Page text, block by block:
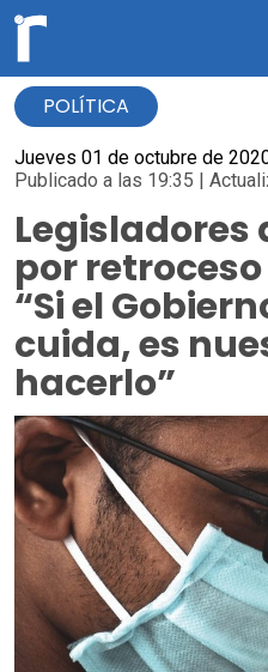
POLÍTICA
Jueves 01 de octubre de
Publicado a las 19:35 |
Legisladores
por
“Si el
cuida, es
hacerlo”